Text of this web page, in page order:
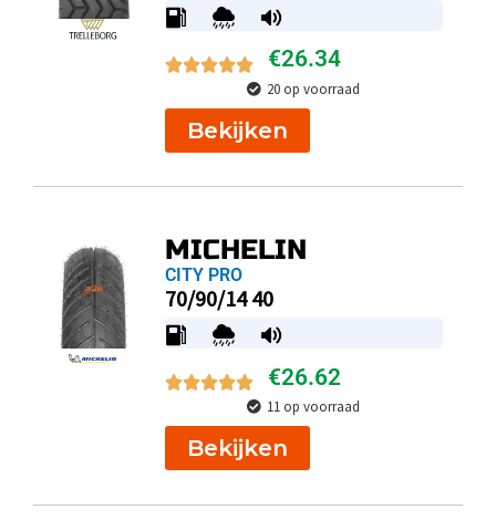
€26.34
20 op voorraad
Bekijken
MICHELIN
CITY PRO
70/90/14 40
€26.62
11 op voorraad
Bekijken